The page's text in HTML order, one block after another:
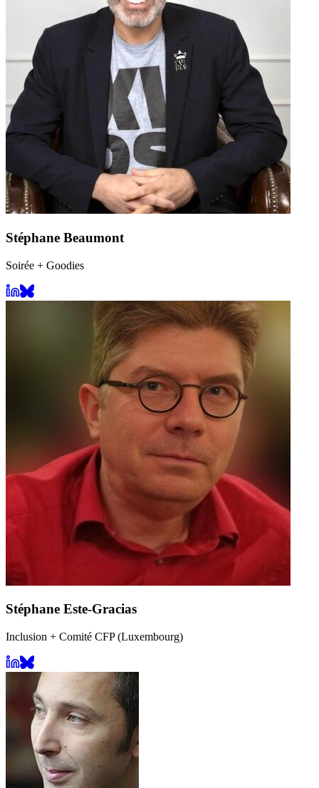
Stéphane Beaumont
Soirée + Goodies
Stéphane Este-Gracias
Inclusion + Comité CFP (Luxembourg)